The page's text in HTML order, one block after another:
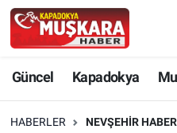
Güncel Kapadokya
HABERLER NEVŞEHIR
Güncel
Nevşehir Hava